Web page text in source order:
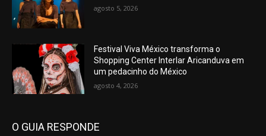
agosto 5, 2026
Festival Viva México transforma o
Shopping Center Interlar Aricanduva em
um pedacinho do México
agosto 4, 2026
O GUIA RESPONDE